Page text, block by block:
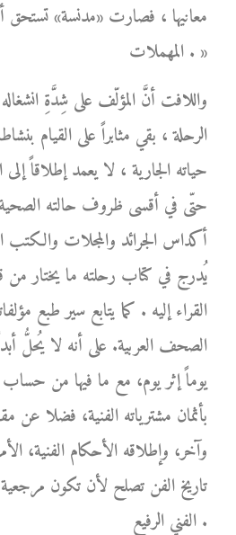
معانيها ، فصارت «مدنسة»
المهملات . »
واللافت أنَّ المؤلّف على شِدَّةِ
الرحلة ، بقي مثابراً على القيام
حياته الجارية ، لا يعمد إطلاقاً
حتّى في أقسى ظروف حالته الصحية
أكداس الجرائد والمجلات والكتب
يُدرج في كتاب رحلته ما يختار من
القراء إليه . كما يتابع سير طبع
الصحف العربية. على أنه لا يُحلُّ
يوماً إثر يوم، مع ما فيها من حساب
بأثمان مشترياته الفنية، فضلا عن
وآخر، وإطلاقه الأحكام الفنية،
تاريخ الفن تصلح لأن تكون
الفني الرفيع .